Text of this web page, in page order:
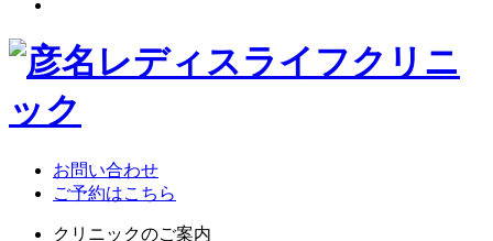
お問い合わせ
ご予約はこちら
クリニックのご案内